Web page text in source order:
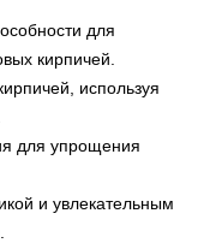
для
кирпичей.
используя
для упрощения
и увлекательным